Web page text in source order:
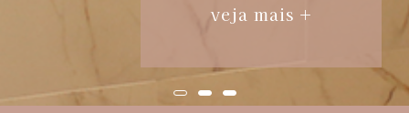
veja mais +